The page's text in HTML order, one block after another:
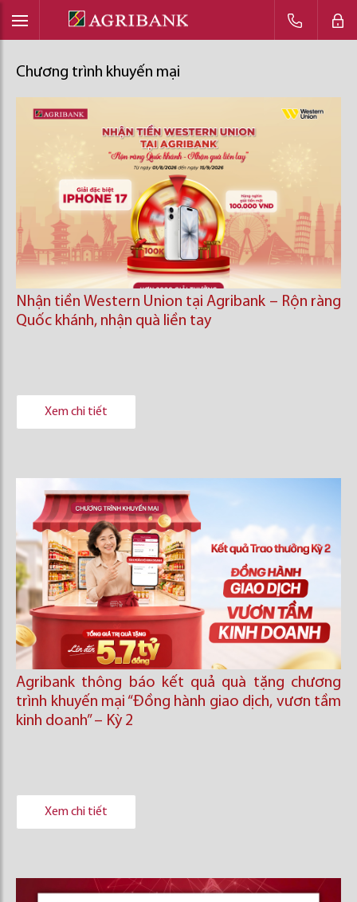
Chương trình khuyến mại
Nhận tiền Western Union tại Agribank – Rộn ràng
Quốc khánh, nhận quà liền tay
Xem chi tiết
Agribank thông báo kết quả quà tặng chương
trình khuyến mại “Đồng hành giao dịch, vươn tầm
kinh doanh’’ – Kỳ 2
Xem chi tiết